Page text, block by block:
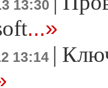
13:30
...»
13:14 |